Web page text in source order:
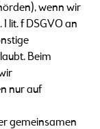
wenn wir
lit. f DSGVO an
Beim
nur auf
gemeinsamen